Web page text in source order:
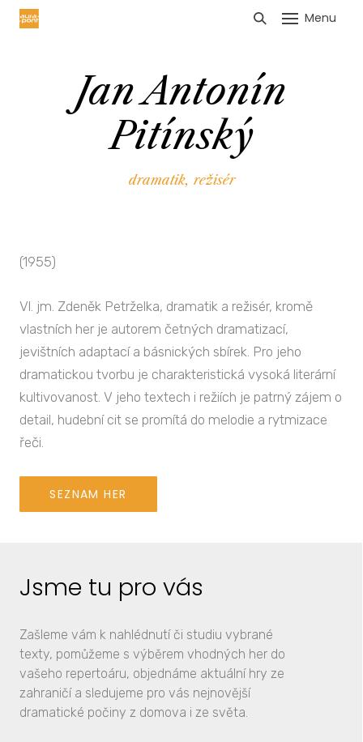
Menu
Jan Antonín
Pitínský
dramatik, režisér
(1955)
Vl. jm. Zdeněk Petrželka, dramatik a režisér, kromě
vlastních her je autorem četných dramatizací,
jevištních adaptací a básnických sbírek. Pro jeho
dramatickou tvorbu je charakteristická vysoká literární
kultivovanost. V jeho textech i režiích je patrný zájem o
detail, hudební cit se promítá do melodie a rytmizace
řeči.
SEZNAM HER
Jsme tu pro vás
Zašleme vám k nahlédnutí či studiu vybrané
texty, pomůžeme s výběrem vhodných her do
vašeho repertoáru, objednáme aktuální hry ze
zahraničí a sledujeme pro vás nejnovější
dramatické počiny z domova i ze světa.